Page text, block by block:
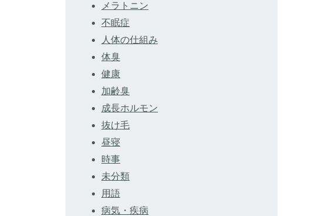
メラトニン
不眠症
人体の仕組み
体臭
健康
加齢臭
成長ホルモン
抜け毛
昼寝
時事
未分類
用語
病気・疾病